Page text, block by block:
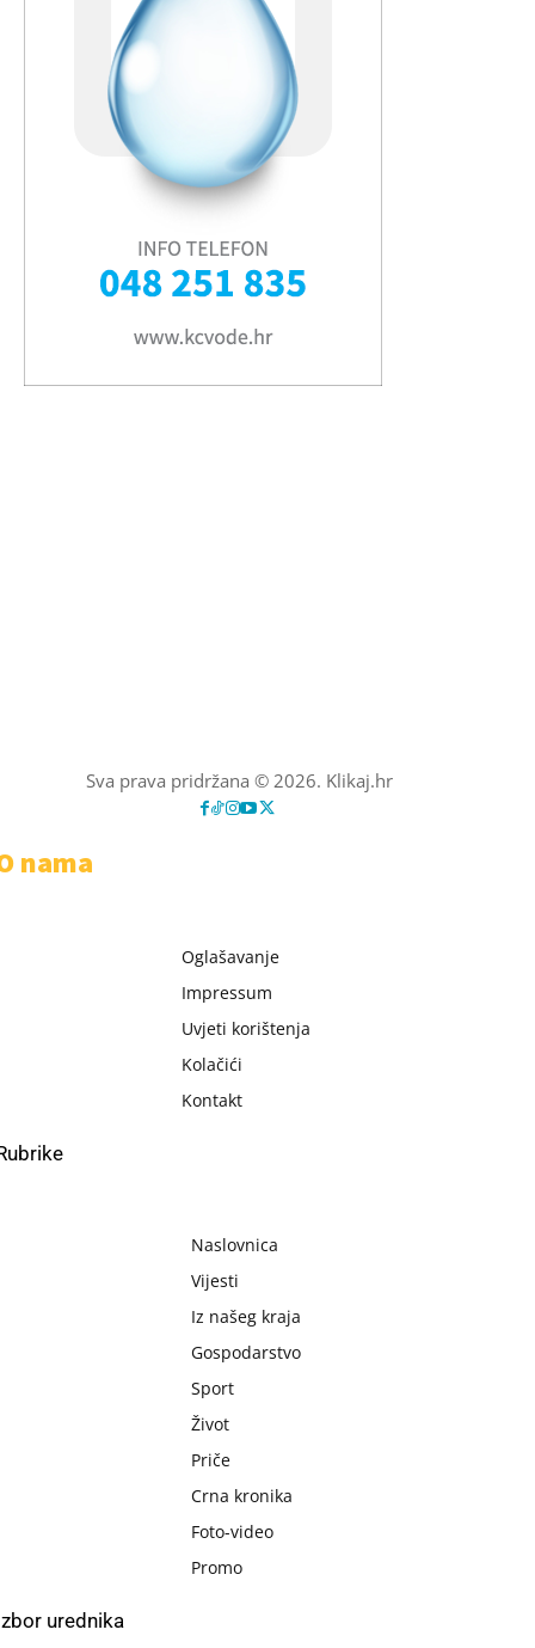
Sva prava pridržana © 2026. Klikaj.hr
nama
Oglašavanje
Impressum
Uvjeti korištenja
Kolačići
Kontakt
Naslovnica
Vijesti
Iz našeg kraja
Gospodarstvo
Sport
Život
Priče
Crna kronika
Foto-video
Promo
urednika